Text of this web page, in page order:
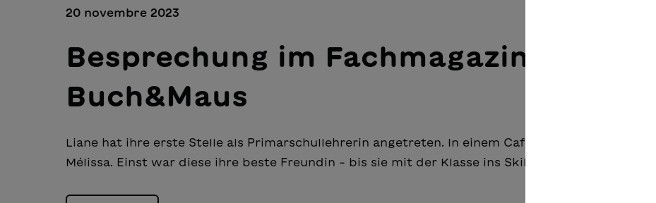
20 novembre 2023
Besprechung im Fachmagazin
Buch&Maus
Liane hat ihre erste Stelle als Primarschullehrerin angetreten. In einem Café trifft sie zufällig auf
Mélissa. Einst war diese ihre beste Freundin - bis sie mit der Klasse ins Skilager fuhren.